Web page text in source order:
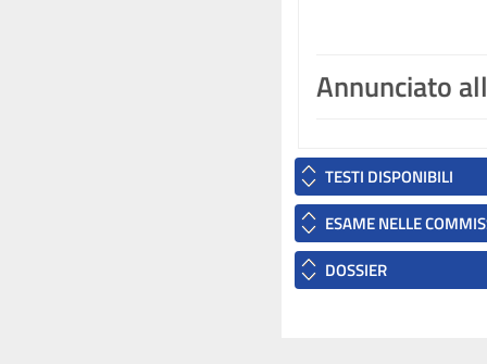
Annunciato
TESTI DISPONIBILI
ESAME NELLE
DOSSIER